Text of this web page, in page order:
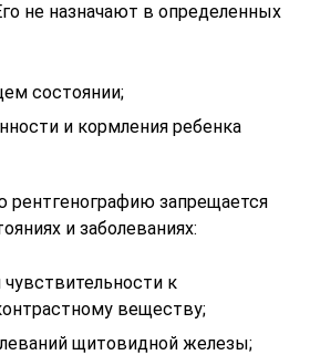
не назначают в определенных
состоянии;
и кормления ребенка
рентгенографию запрещается
и заболеваниях:
к
веществу;
щитовидной железы;